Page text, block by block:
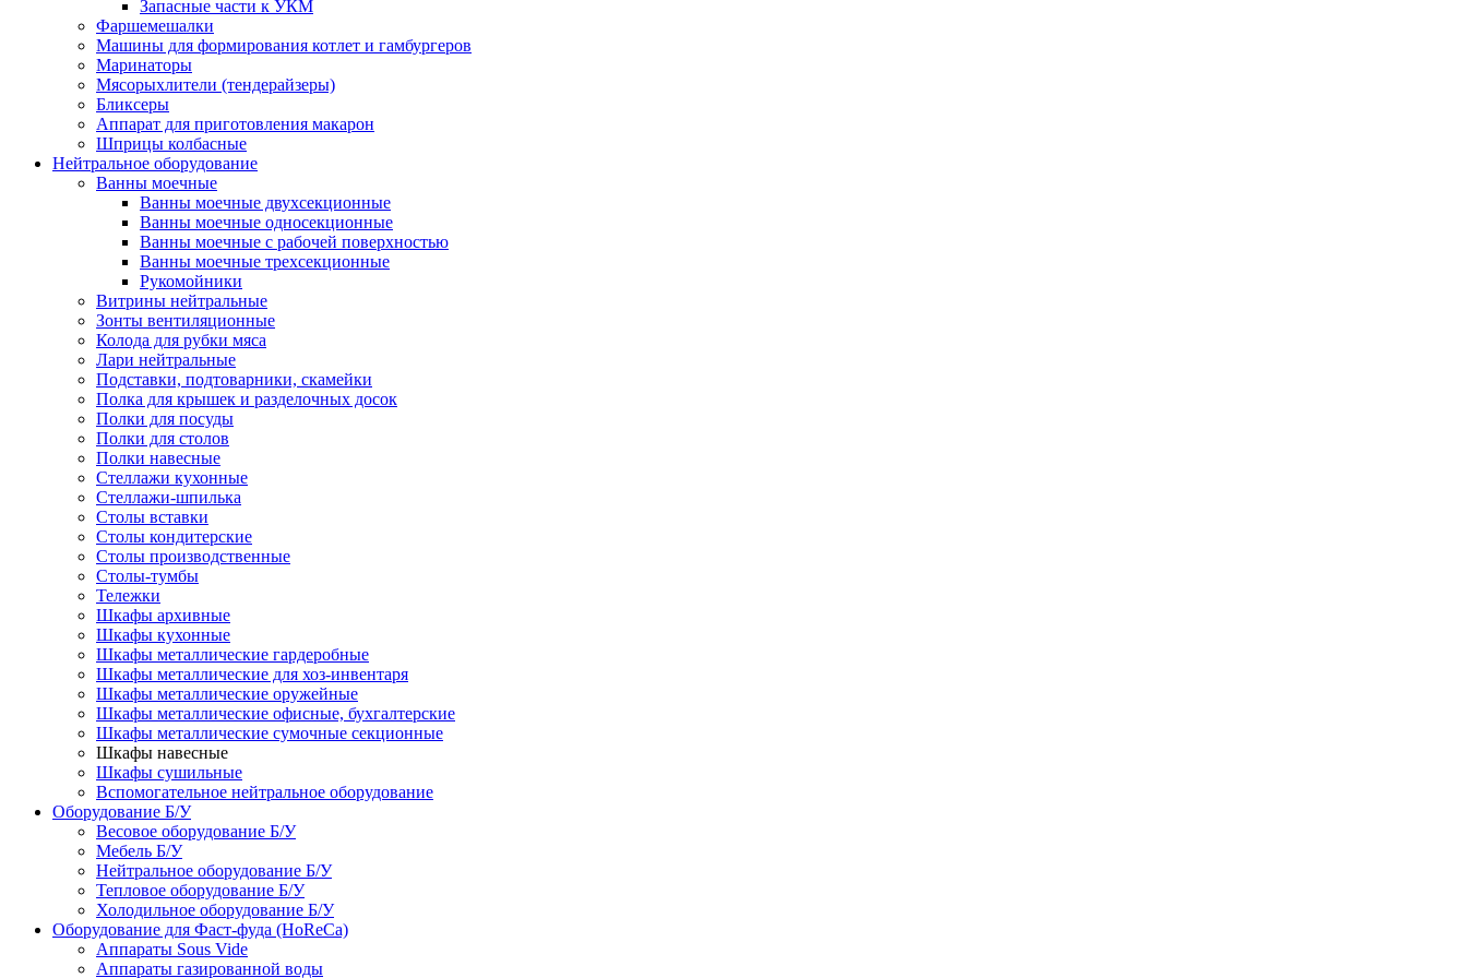
Запасные части к УКМ
Фаршемешалки
Машины для формирования котлет и гамбургеров
Маринаторы
Мясорыхлители (тендерайзеры)
Бликсеры
Аппарат для приготовления макарон
Шприцы колбасные
Нейтральное оборудование
Ванны моечные
Ванны моечные двухсекционные
Ванны моечные односекционные
Ванны моечные с рабочей поверхностью
Ванны моечные трехсекционные
Рукомойники
Витрины нейтральные
Зонты вентиляционные
Колода для рубки мяса
Лари нейтральные
Подставки, подтоварники, скамейки
Полка для крышек и разделочных досок
Полки для посуды
Полки для столов
Полки навесные
Стеллажи кухонные
Стеллажи-шпилька
Столы вставки
Столы кондитерские
Столы производственные
Столы-тумбы
Тележки
Шкафы архивные
Шкафы кухонные
Шкафы металлические гардеробные
Шкафы металлические для хоз-инвентаря
Шкафы металлические оружейные
Шкафы металлические офисные, бухгалтерские
Шкафы металлические сумочные секционные
Шкафы навесные
Шкафы сушильные
Вспомогательное нейтральное оборудование
Оборудование Б/У
Весовое оборудование Б/У
Мебель Б/У
Нейтральное оборудование Б/У
Тепловое оборудование Б/У
Холодильное оборудование Б/У
Оборудование для Фаст-фуда (HoReCa)
Аппараты Sous Vide
Аппараты газированной воды